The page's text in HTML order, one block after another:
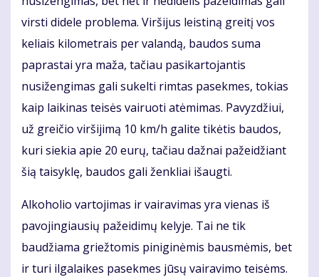
virsti didele problema. Viršijus leistiną greitį vos
keliais kilometrais per valandą, baudos suma
paprastai yra maža, tačiau pasikartojantis
nusižengimas gali sukelti rimtas pasekmes, tokias
kaip laikinas teisės vairuoti atėmimas. Pavyzdžiui,
už greičio viršijimą 10 km/h galite tikėtis baudos,
kuri siekia apie 20 eurų, tačiau dažnai pažeidžiant
šią taisyklę, baudos gali ženkliai išaugti.
Alkoholio vartojimas ir vairavimas yra vienas iš
pavojingiausių pažeidimų kelyje. Tai ne tik
baudžiama griežtomis piniginėmis bausmėmis, bet
ir turi ilgalaikes pasekmes jūsų vairavimo teisėms.